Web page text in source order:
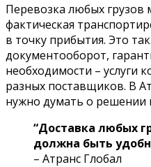
Перевозка любых грузов
фактическая
в точку прибытия. Это
документооборот,
необходимости – услуги
разных поставщиков. В
нужно думать о решении
“Доставка любых
должна быть
– Атранс Глобал